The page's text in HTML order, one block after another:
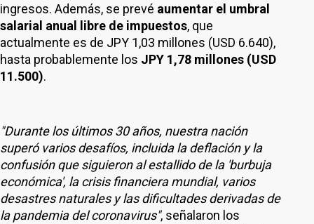
ingresos. Además, se prevé aumentar el umbral
salarial anual libre de impuestos, que
actualmente es de JPY 1,03 millones (USD 6.640),
hasta probablemente los JPY 1,78 millones (USD
11.500).
"Durante los últimos 30 años, nuestra nación
superó varios desafíos, incluida la deflación y la
confusión que siguieron al estallido de la 'burbuja
económica', la crisis financiera mundial, varios
desastres naturales y las dificultades derivadas de
la pandemia del coronavirus", señalaron los